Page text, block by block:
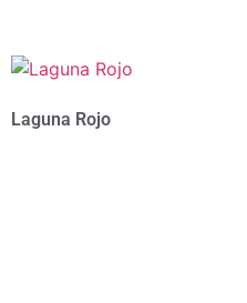
Laguna Rojo